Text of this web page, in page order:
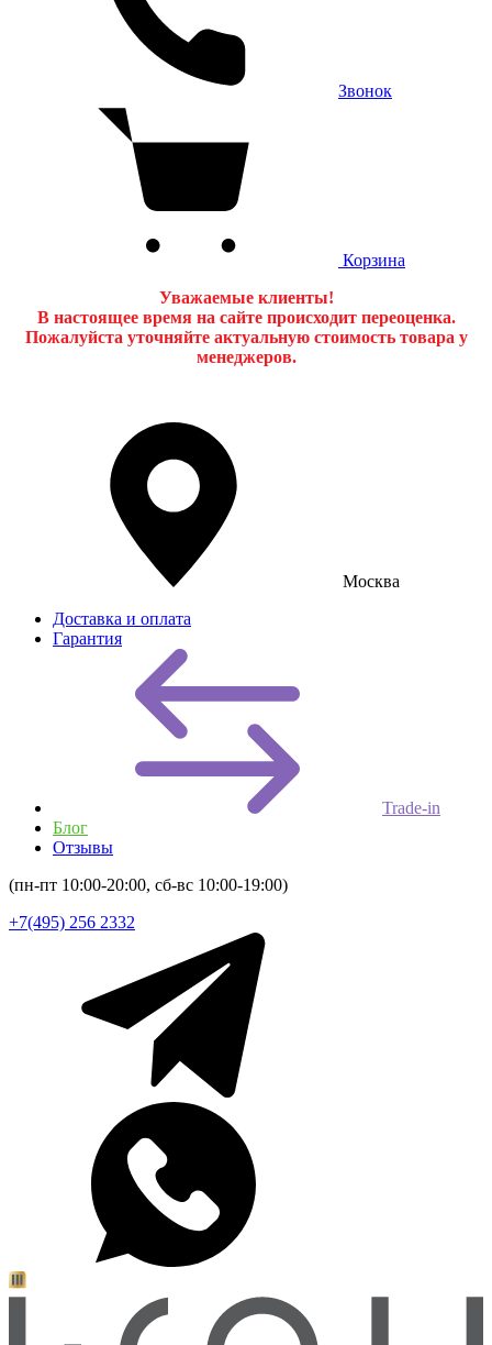
Звонок
Корзина
Уважаемые клиенты!
В настоящее время на сайте происходит переоценка.
Пожалуйста уточняйте актуальную стоимость товара у
менеджеров.
Москва
Доставка и оплата
Гарантия
Trade-in
Блог
Отзывы
(пн-пт 10:00-20:00, сб-вс 10:00-19:00)
+7(495) 256 2332